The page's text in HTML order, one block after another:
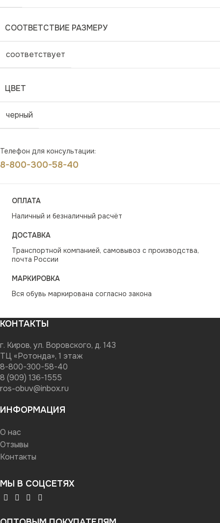
СООТВЕТСТВИЕ РАЗМЕРУ
соответствует
ЦВЕТ
черный
Телефон для консультации:
8-800-300-58-40
ОПЛАТА
Наличный и безналичный расчёт
ДОСТАВКА
Транспортной компанией, самовывоз с производства,
почта России
МАРКИРОВКА
Вся обувь маркирована согласно закона
КОНТАКТЫ
г. Киров, ул. Воровского, д. 143
ТЦ «Ротонда», 1 этаж
8-800-300-58-40
8 (909) 136-1555
ros-obuv@inbox.ru
ИНФОРМАЦИЯ
О нас
Отзывы
Контакты
МЫ В СОЦСЕТЯХ